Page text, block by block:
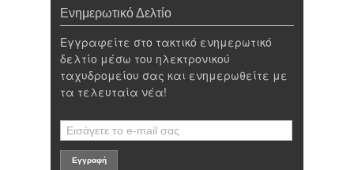
Ενημερωτικό Δελτίο
Εγγραφείτε στο τακτικό ενημερωτικό
δελτίο μέσω του ηλεκτρονικού
ταχυδρομείου σας και ενημερωθείτε με
τα τελευταία νέα!